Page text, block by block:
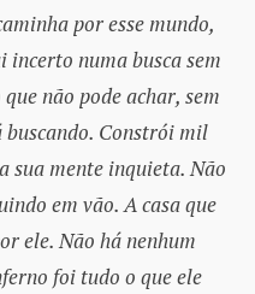
por esse mundo,
incerto numa busca sem
não pode achar, sem
buscando. Constrói mil
sua mente inquieta. Não
em vão. A casa que
ele. Não há nenhum
foi tudo o que ele